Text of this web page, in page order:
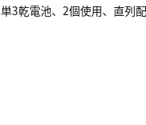
単3乾電池、2個使用、直列